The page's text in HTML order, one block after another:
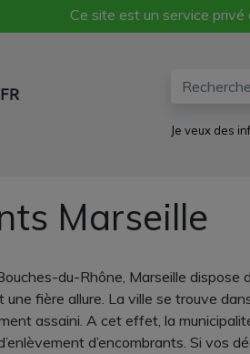
Ce site est un service
Je veux des
Marseille
du-Rhône, Marseille dispose
une fière allure. La ville se trouve
assaini. A cet effet, la
d’encombrants. Si vos